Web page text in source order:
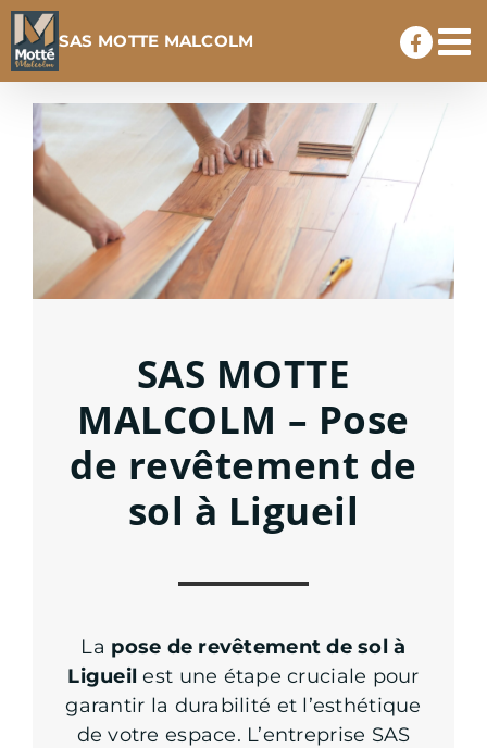
Passer
au
contenu
SAS MOTTE MALCOLM
SAS MOTTE
MALCOLM – Pose
de revêtement de
sol à Ligueil
La pose de revêtement de sol à
Ligueil est une étape cruciale pour
garantir la durabilité et l’esthétique
de votre espace. L’entreprise SAS